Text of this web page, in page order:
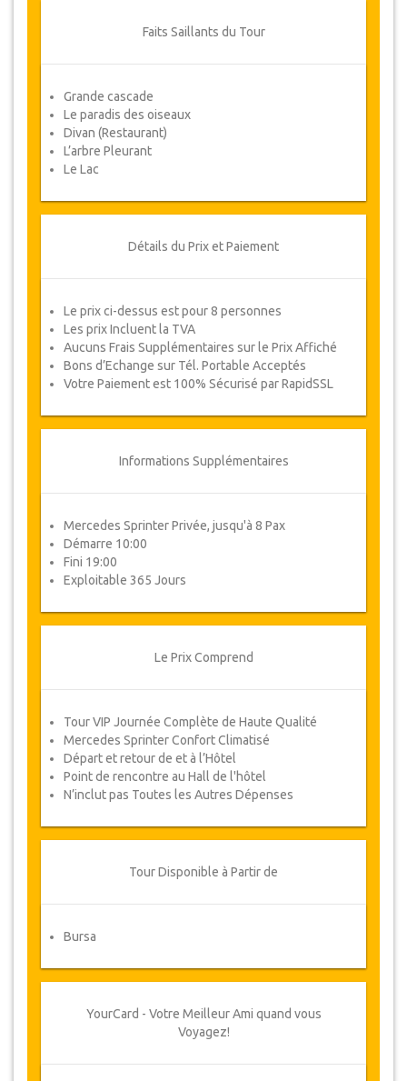
électronique.
50% du prix total.
Les annulations faites moins d'un jour à
l'avance ne sont pas remboursables.
l'accord en raison de Force Majeure.
Dans de tels cas, les clients auront droit à
remboursement complet.
Une fois votre paiement effectué, vous serez
redirigé vers les détails de YourCard pour saisir
vos informations de réservation et vous recevrez
automatiquement votre Voucher.
Faits Saillants du Tour
Grande cascade
Le paradis des oiseaux
Divan (Restaurant)
L’arbre Pleurant
Le Lac
Détails du Prix et Paiement
Le prix ci-dessus est pour 8 personnes
Les prix Incluent la TVA
Aucuns Frais Supplémentaires sur le Prix Affiché
Bons d’Echange sur Tél. Portable Acceptés
Votre Paiement est 100% Sécurisé par RapidSSL
Informations Supplémentaires
Mercedes Sprinter Privée, jusqu'à 8 Pax
Démarre 10:00
Fini 19:00
Exploitable 365 Jours
Le Prix Comprend
Tour VIP Journée Complète de Haute Qualité
Mercedes Sprinter Confort Climatisé
Départ et retour de et à l’Hôtel
Point de rencontre au Hall de l'hôtel
N’inclut pas Toutes les Autres Dépenses
Tour Disponible à Partir de
Bursa
YourCard - Votre Meilleur Ami quand vous
Voyagez!